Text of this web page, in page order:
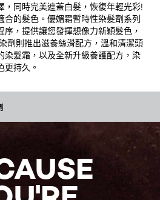
，同時完美遮蓋白髮，恢復年輕光彩!
合的髮色。優媚霜暫時性染髮劑系列
序，提供讓您發揮想像力新穎髮色，
劑則推出滋養絲滑配方，溫和清潔頭
染髮霜，以及全新升級養護配方，染
更持久。